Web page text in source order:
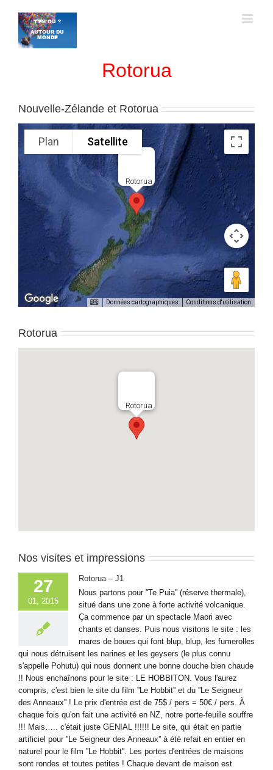
contenu
Rotorua
Nouvelle-Zélande et Rotorua
Rotorua
Plan Satellite
Données cartographiques Conditions d'utilisation
Rotorua
Rotorua
Nos visites et impressions
27
01, 2015
Rotorua – J1
Nous partons pour ''Te Puia'' (réserve thermale),
situé dans une zone à forte activité volcanique.
Ça commence par un spectacle Maori avec
chants et danses. Puis nous visitons le site : les
mares de boues qui font blup, blup, les fumerolles
qui nous détruisent les narines et les geysers (le plus connu
s'appelle Pohutu) qui nous donnent une bonne douche bien chaude
!! Nous enchaînons pour le site : LE HOBBITON. Vous l'aurez
compris, c'est bien le site du film ''Le Hobbit'' et du ''Le Seigneur
des Anneaux'' ! Le prix d'entrée est de 75$ / pers = 50€ / pers. À
chaque fois qu'on fait une activité en NZ, notre porte-feuille souffre
!!! Mais….. c'était juste GENIAL !!!!!! Le site, qui était en partie
artificiel pour ''Le Seigneur des Anneaux'' à été refait en entier en
naturel pour le film ''Le Hobbit''. Les portes d'entrées de maisons
sont rondes et toutes petites ! Chaque devant de maison est